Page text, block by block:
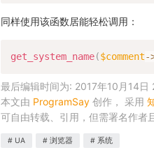
同样使用该函数居能轻松调用：
get_system_name($comment-
最后编辑时间为: 2017年10月14日
本文由 ProgramSay创作， 采用
可自由转载、引用，但需署名作者
UA 浏览器 系统